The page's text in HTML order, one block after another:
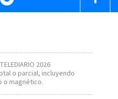
2026
o parcial, incluyendo
o magnético.